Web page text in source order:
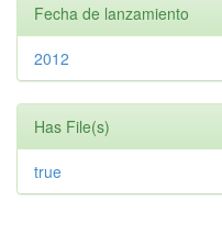
Fecha de lanzamiento
2012
Has File(s)
true